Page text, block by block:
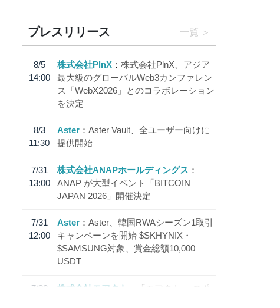
プレスリリース 一覧
8/5
14:00
株式会社PlnX
株式会社PlnX、アジア
最大級のグローバルWeb3カンファレン
ス「WebX2026」とのコラボレーション
を決定
8/3
11:30
Aster
Aster Vault、全ユーザー向けに
提供開始
7/31
13:00
株式会社ANAPホールディングス
ANAP が大型イベント「BITCOIN
JAPAN 2026」開催決定
7/31
12:00
Aster
Aster、韓国RWAシーズン1取引
キャンペーンを開始 $SKHYNIX・
$SAMSUNG対象、賞金総額10,000
USDT
7/30
株式会社モアクト
「モアクト」 のポ